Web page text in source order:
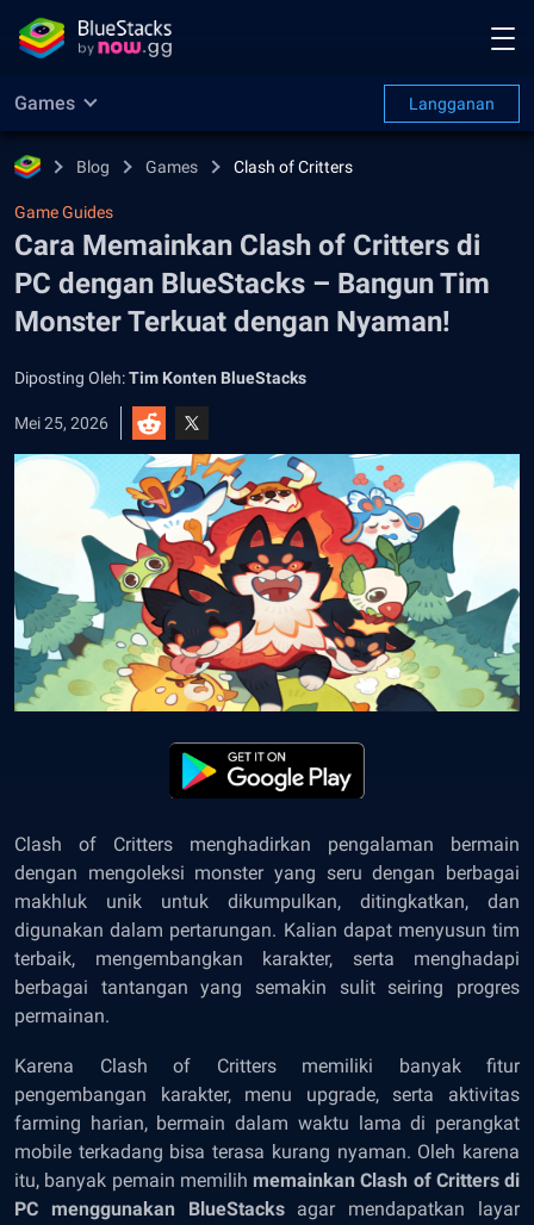
Games Langganan
Blog Games Clash of Critters
Game Guides
Cara Memainkan Clash of Critters di
PC dengan BlueStacks – Bangun Tim
Monster Terkuat dengan Nyaman!
Diposting Oleh:Tim Konten BlueStacks
Mei 25, 2026
Clash of Critters menghadirkan pengalaman bermain
dengan mengoleksi monster yang seru dengan berbagai
makhluk unik untuk dikumpulkan, ditingkatkan, dan
digunakan dalam pertarungan. Kalian dapat menyusun tim
terbaik, mengembangkan karakter, serta menghadapi
berbagai tantangan yang semakin sulit seiring progres
permainan.
Karena Clash of Critters memiliki banyak fitur
pengembangan karakter, menu upgrade, serta aktivitas
farming harian, bermain dalam waktu lama di perangkat
mobile terkadang bisa terasa kurang nyaman. Oleh karena
itu, banyak pemain memilih memainkan Clash of Critters di
PC menggunakan BlueStacksagar mendapatkan layar